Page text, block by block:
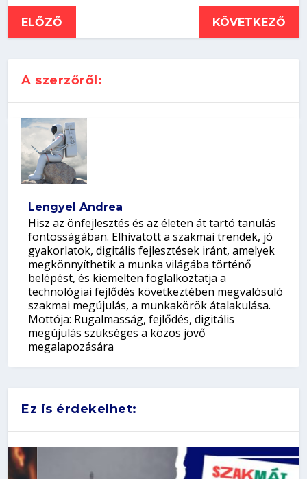
ELŐZŐ KÖVETKEZŐ
A szerzőről:
Lengyel Andrea
Hisz az önfejlesztés és az életen át tartó tanulás
fontosságában. Elhivatott a szakmai trendek, jó
gyakorlatok, digitális fejlesztések iránt, amelyek
megkönnyíthetik a munka világába történő
belépést, és kiemelten foglalkoztatja a
technológiai fejlődés következtében megvalósuló
szakmai megújulás, a munkakörök átalakulása.
Mottója: Rugalmasság, fejlődés, digitális
megújulás szükséges a közös jövő
megalapozására
Ez is érdekelhet: